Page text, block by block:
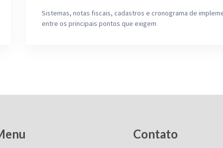
Sistemas, notas fiscais, cadastros e cronograma de
entre os principais pontos que exigem
Contato